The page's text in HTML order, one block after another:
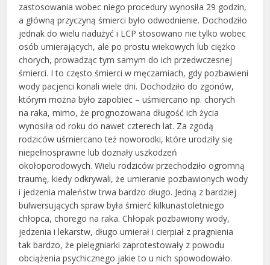
zastosowania wobec niego procedury wynosiła 29 godzin,
a główną przyczyną śmierci było odwodnienie. Dochodziło
jednak do wielu nadużyć i LCP stosowano nie tylko wobec
osób umierających, ale po prostu wiekowych lub ciężko
chorych, prowadząc tym samym do ich przedwczesnej
śmierci. I to często śmierci w męczarniach, gdy pozbawieni
wody pacjenci konali wiele dni. Dochodziło do zgonów,
którym można było zapobiec – uśmiercano np. chorych
na raka, mimo, że prognozowana długość ich życia
wynosiła od roku do nawet czterech lat. Za zgodą
rodziców uśmiercano też noworodki, które urodziły się
niepełnosprawne lub doznały uszkodzeń
okołoporodowych. Wielu rodziców przechodziło ogromną
traumę, kiedy odkrywali, że umieranie pozbawionych wody
i jedzenia maleństw trwa bardzo długo. Jedną z bardziej
bulwersujących spraw była śmierć kilkunastoletniego
chłopca, chorego na raka. Chłopak pozbawiony wody,
jedzenia i lekarstw, długo umierał i cierpiał z pragnienia
tak bardzo, że pielęgniarki zaprotestowały z powodu
obciążenia psychicznego jakie to u nich spowodowało.